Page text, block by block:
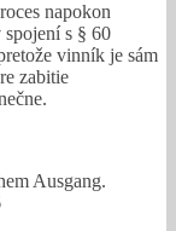
napokon
s § 60
vinník je sám
zabitie
Ausgang.